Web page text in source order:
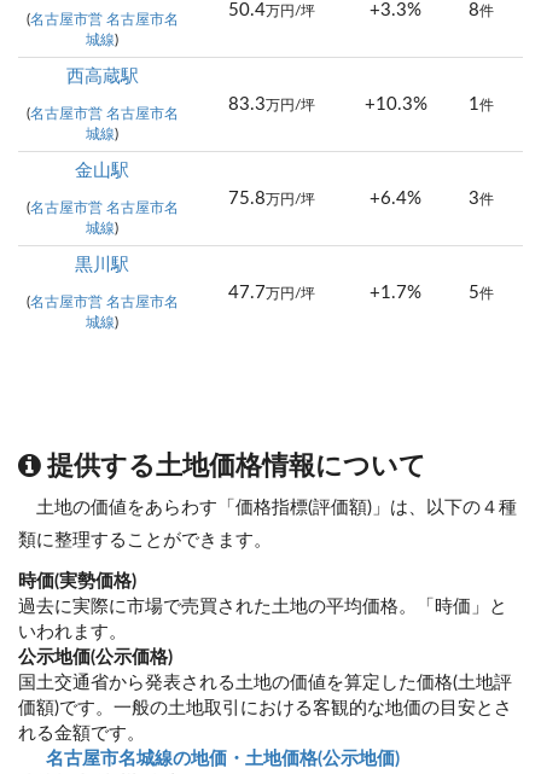
(名古屋市営 名古屋市名
城線)
50.4万円/坪 +3.3% 8件
西高蔵駅
(名古屋市営 名古屋市名
城線)
83.3万円/坪 +10.3% 1件
金山駅
(名古屋市営 名古屋市名
城線)
75.8万円/坪 +6.4% 3件
黒川駅
(名古屋市営 名古屋市名
城線)
47.7万円/坪 +1.7% 5件
提供する土地価格情報について
土地の価値をあらわす「価格指標(評価額)」は、以下の４種
類に整理することができます。
時価(実勢価格)
過去に実際に市場で売買された土地の平均価格。「時価」と
いわれます。
公示地価(公示価格)
国土交通省から発表される土地の価値を算定した価格(土地評
価額)です。一般の土地取引における客観的な地価の目安とさ
れる金額です。
名古屋市名城線の地価・土地価格(公示地価)